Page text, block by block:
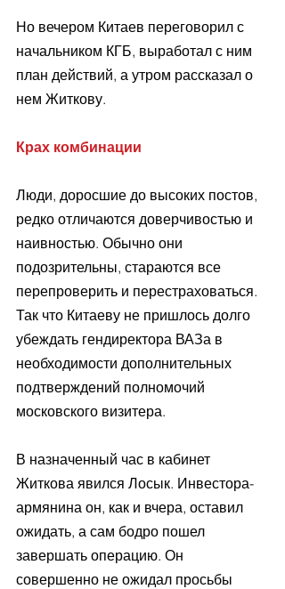
Но вечером Китаев переговорил с
начальником КГБ, выработал с ним
план действий, а утром рассказал о
нем Житкову.
Крах комбинации
Люди, доросшие до высоких постов,
редко отличаются доверчивостью и
наивностью. Обычно они
подозрительны, стараются все
перепроверить и перестраховаться.
Так что Китаеву не пришлось долго
убеждать гендиректора ВАЗа в
необходимости дополнительных
подтверждений полномочий
московского визитера.
В назначенный час в кабинет
Житкова явился Лосык. Инвестора-
армянина он, как и вчера, оставил
ожидать, а сам бодро пошел
завершать операцию. Он
совершенно не ожидал просьбы